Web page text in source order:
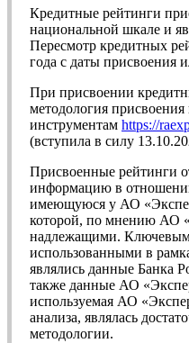
Кредитные рейтинги
национальной шкале и
Пересмотр кредитных
года с даты присвоения
При присвоении
методология
инструментам https://
(вступила в силу
Присвоенные рейтинги
информацию в
имеющуюся у АО
которой, по мнению АО
надлежащими.
использованными в
являлись данные
также данные АО
используемая АО
анализа, являлась
методологии.